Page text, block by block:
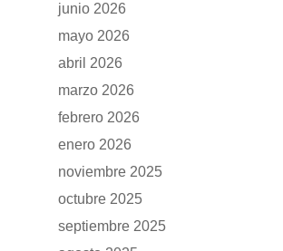
junio 2026
mayo 2026
abril 2026
marzo 2026
febrero 2026
enero 2026
noviembre 2025
octubre 2025
septiembre 2025